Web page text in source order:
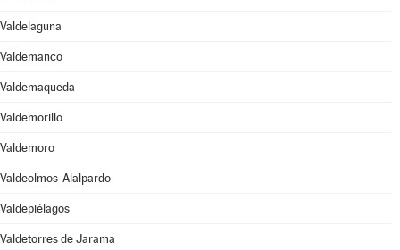
Valdelaguna
Valdemanco
Valdemaqueda
Valdemorillo
Valdemoro
Valdeolmos-Alalpardo
Valdepiélagos
Valdetorres de Jarama